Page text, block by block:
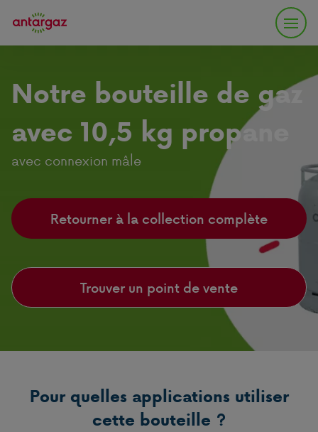
Notre bouteille de gaz
avec 10,5 kg propane
avec connexion mâle
Retourner à la collection complète
Trouver un point de vente
Pour quelles applications utiliser
cette bouteille ?